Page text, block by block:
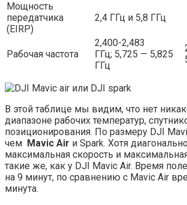
Мощность
передатчика
(EIRP)
2,4 ГГц и 5,8 ГГц
Рабочая частота
2,400-2,483
ГГц; 5,725 — 5,825
ГГц
В этой таблице мы видим, что нет
диапазоне рабочих температур,
позиционирования. По размеру DJI
чем Mavic Аir и Spark. Хотя
максимальная скорость и
такие же, как у DJI Mavic Air. Время
на 9 минут, по сравнению с Mavic Air
минута.